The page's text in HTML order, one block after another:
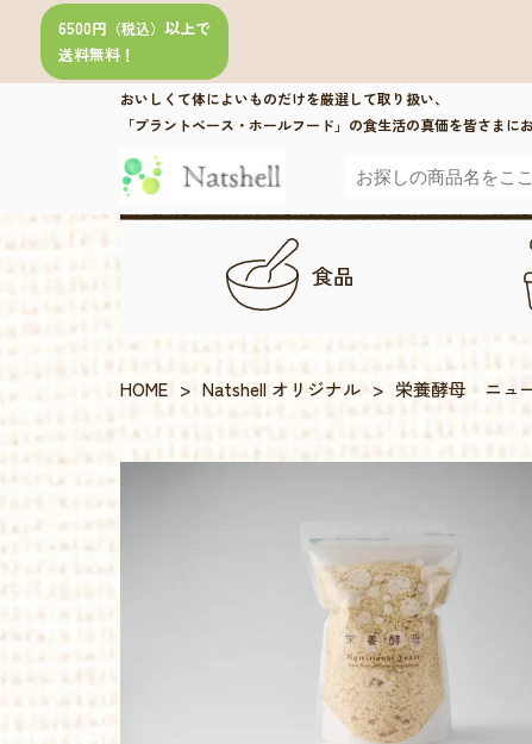
6500円 （税込） 以上で
送料無料！
おいしくて体によいものだけを厳選して取り扱い、
「プラントベース・ホールフード」の食生活の真価を皆さまに
食品
HOME > Natshell オリジナル > 栄養酵母 ニュ